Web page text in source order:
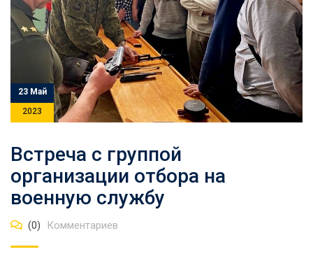
23 Май
2023
Встреча с группой
организации отбора на
военную службу
(0) Комментариев